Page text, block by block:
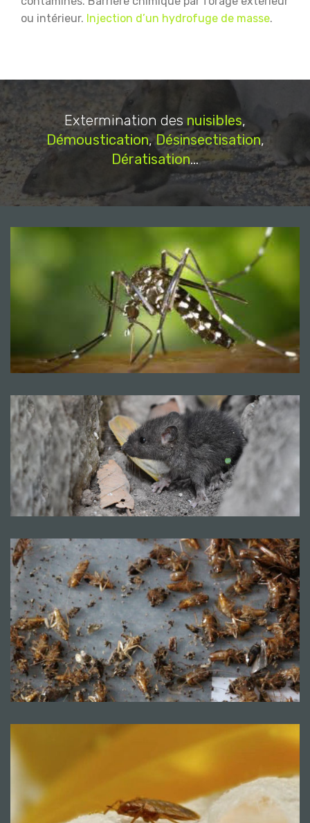
ou intérieur. Injection d’un hydrofuge de masse.
Extermination des nuisibles,
Démoustication,Désinsectisation,
Dératisation...